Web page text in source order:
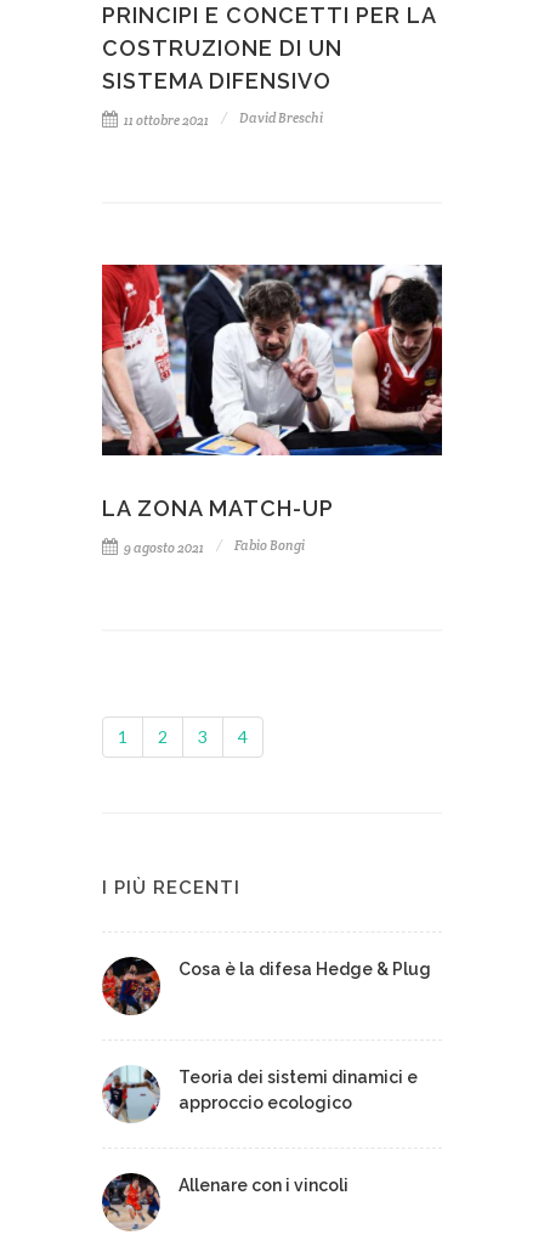
PRINCIPI E CONCETTI PER LA
COSTRUZIONE DI UN
SISTEMA DIFENSIVO
11 ottobre 2021 David Breschi
LA ZONA MATCH-UP
9 agosto 2021 Fabio Bongi
1 2 3 4
I PIÙ RECENTI
Cosa è la difesa Hedge & Plug
Teoria dei sistemi dinamici e
approccio ecologico
Allenare con i vincoli